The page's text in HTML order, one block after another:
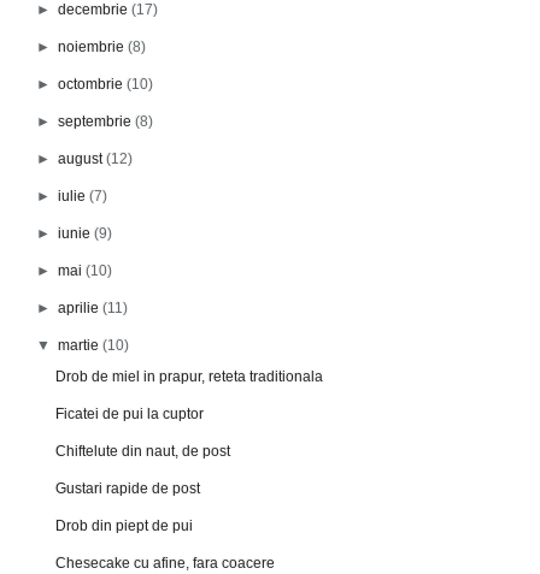
►decembrie(17)
►noiembrie(8)
►octombrie(10)
►septembrie(8)
►august(12)
►iulie(7)
►iunie(9)
►mai(10)
►aprilie(11)
▼martie(10)
Drob de miel in prapur, reteta traditionala
Ficatei de pui la cuptor
Chiftelute din naut, de post
Gustari rapide de post
Drob din piept de pui
Chesecake cu afine, fara coacere